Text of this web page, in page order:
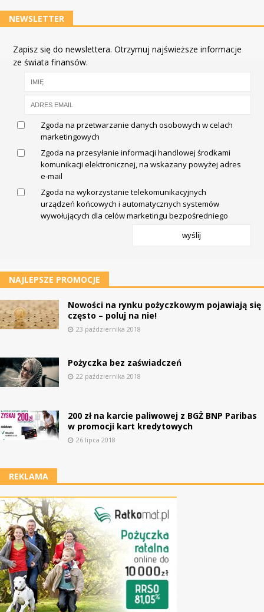
NEWSLETTER
Zapisz się do newslettera. Otrzymuj najświeższe informacje
ze świata finansów.
Zgoda na przetwarzanie danych osobowych w celach
marketingowych
Zgoda na przesyłanie informacji handlowej środkami
komunikacji elektronicznej, na wskazany powyżej adres
e-mail
Zgoda na wykorzystanie telekomunikacyjnych
urządzeń końcowych i automatycznych systemów
wywołujących dla celów marketingu bezpośredniego
wyślij
NAJLEPSZE PROMOCJE
Nowości na rynku pożyczkowym pojawiają się
często – poluj na nie!
23 października 2018
Pożyczka bez zaświadczeń
22 października 2018
200 zł na karcie paliwowej z BGŻ BNP Paribas
w promocji kart kredytowych
26 lipca 2018
REKLAMA